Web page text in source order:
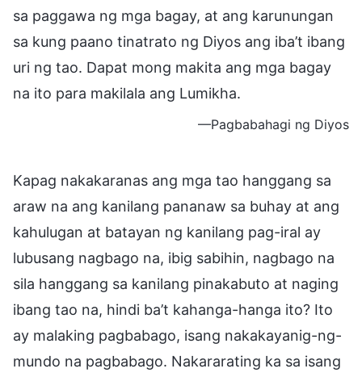
sa paggawa ng mga bagay, at ang karunungan
sa kung paano tinatrato ng Diyos ang iba’t ibang
uri ng tao. Dapat mong makita ang mga bagay
na ito para makilala ang Lumikha.
—Pagbabahagi ng Diyos
Kapag nakakaranas ang mga tao hanggang sa
araw na ang kanilang pananaw sa buhay at ang
kahulugan at batayan ng kanilang pag-iral ay
lubusang nagbago na, ibig sabihin, nagbago na
sila hanggang sa kanilang pinakabuto at naging
ibang tao na, hindi ba’t kahanga-hanga ito? Ito
ay malaking pagbabago, isang nakakayanig-ng-
mundo na pagbabago. Nakararating ka sa isang